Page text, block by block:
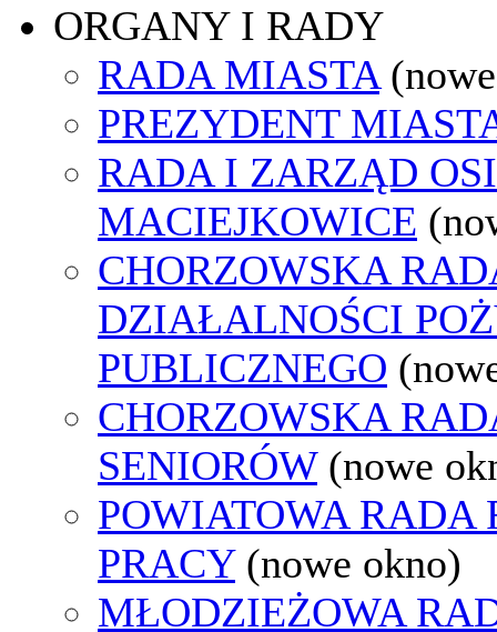
ORGANY I RADY
RADA MIASTA
PREZYDENT
RADA I ZARZĄD
MACIEJKOWICE
CHORZOWSKA
DZIAŁALNOŚCI
PUBLICZNEGO
CHORZOWSKA
SENIORÓW (nowe
POWIATOWA RADA
PRACY (nowe okno)
MŁODZIEŻOWA